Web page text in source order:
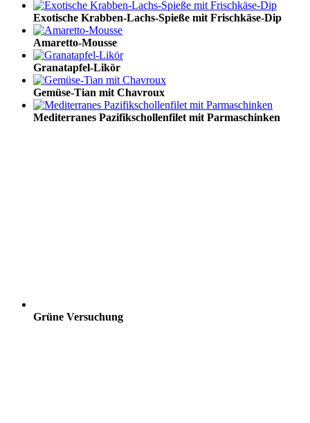
Exotische Krabben-Lachs-Spieße mit Frischkäse-Dip
Amaretto-Mousse
Granatapfel-Likör
Gemüse-Tian mit Chavroux
Mediterranes Pazifikschollenfilet mit Parmaschinken
Grüne Versuchung